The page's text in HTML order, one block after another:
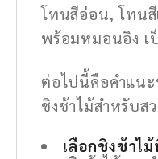
โทนสีอ่อน, โทนสี
พร้อมหมอนอิง เ
ต่อไปนี้คือคำแนะ
ชิงช้าไม้สำหรับส
เลือกชิงช้าไ